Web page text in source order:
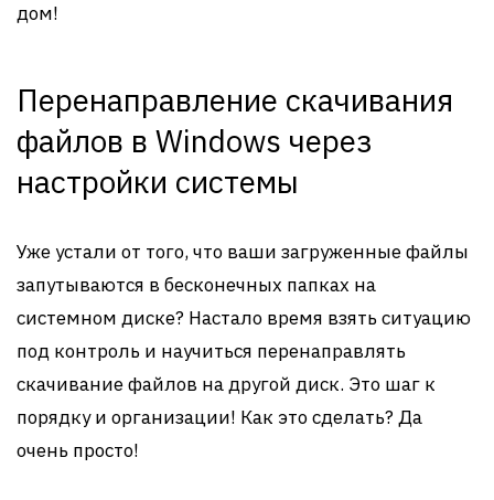
дом!
Перенаправление скачивания
файлов в Windows через
настройки системы
Уже устали от того, что ваши загруженные файлы
запутываются в бесконечных папках на
системном диске? Настало время взять ситуацию
под контроль и научиться перенаправлять
скачивание файлов на другой диск. Это шаг к
порядку и организации! Как это сделать? Да
очень просто!